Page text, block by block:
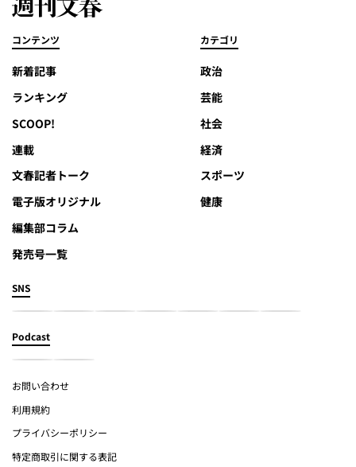
コンテンツ
新着記事
ランキング
SCOOP!
連載
文春記者トーク
電子版オリジナル
編集部コラム
発売号一覧
カテゴリ
政治
芸能
社会
経済
スポーツ
健康
SNS
Podcast
お問い合わせ
利用規約
プライバシーポリシー
特定商取引に関する表記